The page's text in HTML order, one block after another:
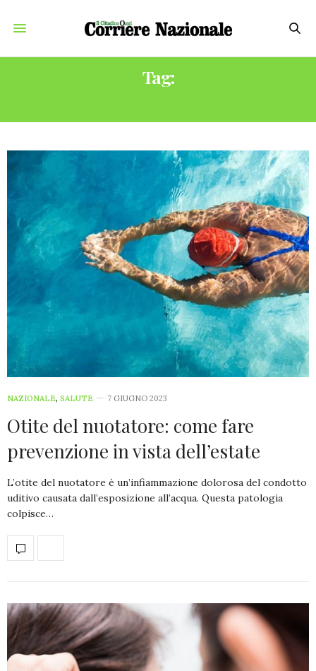
Tag:
NAZIONALE, SALUTE 7 GIUGNO 2023
Otite del nuotatore: come fare
prevenzione in vista dell’estate
L’otite del nuotatore è un’infiammazione dolorosa del condotto
uditivo causata dall’esposizione all’acqua. Questa patologia
colpisce…